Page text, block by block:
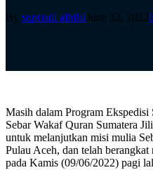
By supriadi alhilal June 22, 2022
Masih dalam Program
Sebar Wakaf Quran Sumatera
untuk melanjutkan misi mulia
Pulau Aceh, dan telah
pada Kamis (09/06/2022) pagi